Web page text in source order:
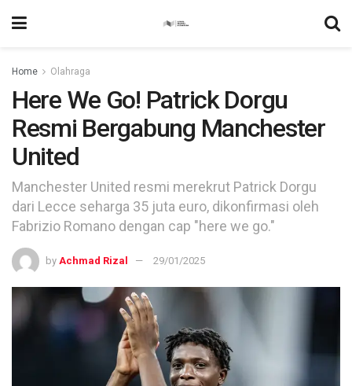
Home Olahraga
Here We Go! Patrick Dorgu
Resmi Bergabung Manchester
United
Manchester United resmi merekrut Patrick Dorgu
dari Lecce seharga 35 juta euro, dikonfirmasi oleh
Fabrizio Romano dengan cap "here we go."
by Achmad Rizal 29/01/2025